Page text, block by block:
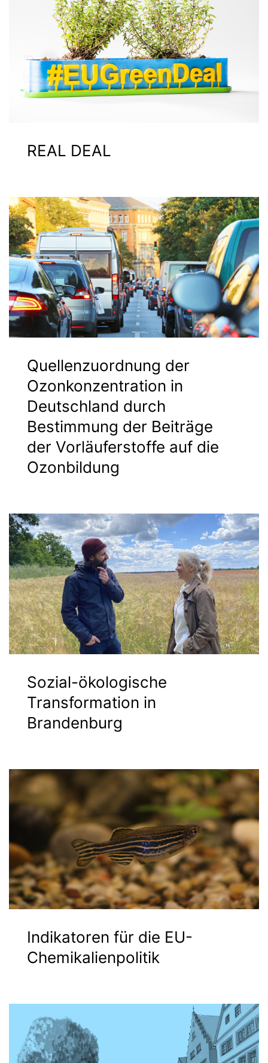
REAL DEAL
Quellenzuordnung der
Ozonkonzentration in
Deutschland durch
Bestimmung der Beiträge
der Vorläuferstoffe auf die
Ozonbildung
Sozial-ökologische
Transformation in
Brandenburg
Indikatoren für die EU-
Chemikalienpolitik